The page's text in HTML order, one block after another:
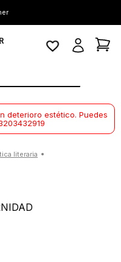
deterioro estético. Puedes
literaria